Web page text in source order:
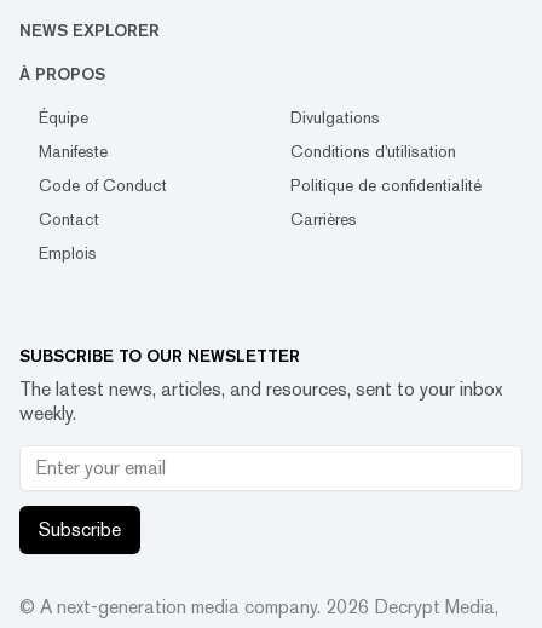
NEWS EXPLORER
À PROPOS
Équipe
Divulgations
Manifeste
Conditions d'utilisation
Code of Conduct
Politique de confidentialité
Contact
Carrières
Emplois
SUBSCRIBE TO OUR NEWSLETTER
The latest news, articles, and resources, sent to your inbox
weekly.
Subscribe
© A next-generation media company. 2026 Decrypt Media,